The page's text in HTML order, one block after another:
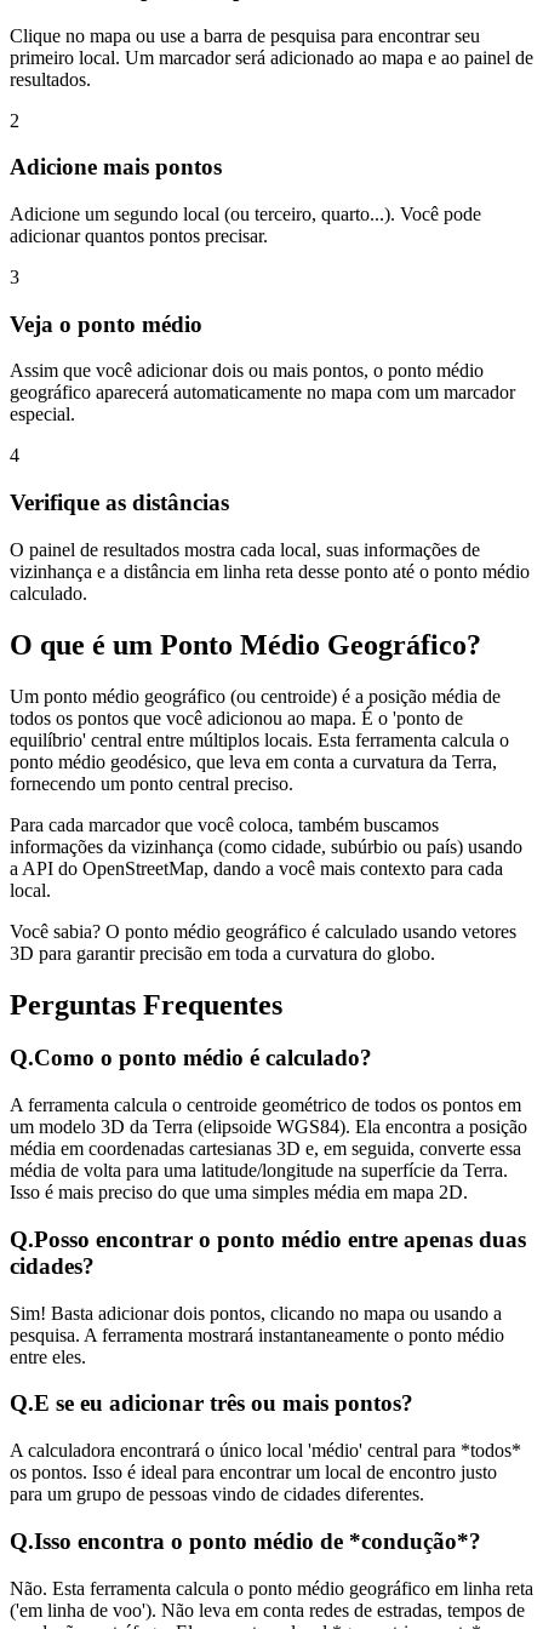
Clique no mapa ou use a barra de pesquisa para encontrar seu
primeiro local. Um marcador será adicionado ao mapa e ao painel de
resultados.
2
Adicione mais pontos
Adicione um segundo local (ou terceiro, quarto...). Você pode
adicionar quantos pontos precisar.
3
Veja o ponto médio
Assim que você adicionar dois ou mais pontos, o ponto médio
geográfico aparecerá automaticamente no mapa com um marcador
especial.
4
Verifique as distâncias
O painel de resultados mostra cada local, suas informações de
vizinhança e a distância em linha reta desse ponto até o ponto médio
calculado.
O que é um Ponto Médio Geográfico?
Um ponto médio geográfico (ou centroide) é a posição média de
todos os pontos que você adicionou ao mapa. É o 'ponto de
equilíbrio' central entre múltiplos locais. Esta ferramenta calcula o
ponto médio geodésico, que leva em conta a curvatura da Terra,
fornecendo um ponto central preciso.
Para cada marcador que você coloca, também buscamos
informações da vizinhança (como cidade, subúrbio ou país) usando
a API do OpenStreetMap, dando a você mais contexto para cada
local.
Você sabia? O ponto médio geográfico é calculado usando vetores
3D para garantir precisão em toda a curvatura do globo.
Perguntas Frequentes
Q.Como o ponto médio é calculado?
A ferramenta calcula o centroide geométrico de todos os pontos em
um modelo 3D da Terra (elipsoide WGS84). Ela encontra a posição
média em coordenadas cartesianas 3D e, em seguida, converte essa
média de volta para uma latitude/longitude na superfície da Terra.
Isso é mais preciso do que uma simples média em mapa 2D.
Q.Posso encontrar o ponto médio entre apenas duas
cidades?
Sim! Basta adicionar dois pontos, clicando no mapa ou usando a
pesquisa. A ferramenta mostrará instantaneamente o ponto médio
entre eles.
Q.E se eu adicionar três ou mais pontos?
A calculadora encontrará o único local 'médio' central para *todos*
os pontos. Isso é ideal para encontrar um local de encontro justo
para um grupo de pessoas vindo de cidades diferentes.
Q.Isso encontra o ponto médio de *condução*?
Não. Esta ferramenta calcula o ponto médio geográfico em linha reta
('em linha de voo'). Não leva em conta redes de estradas, tempos de